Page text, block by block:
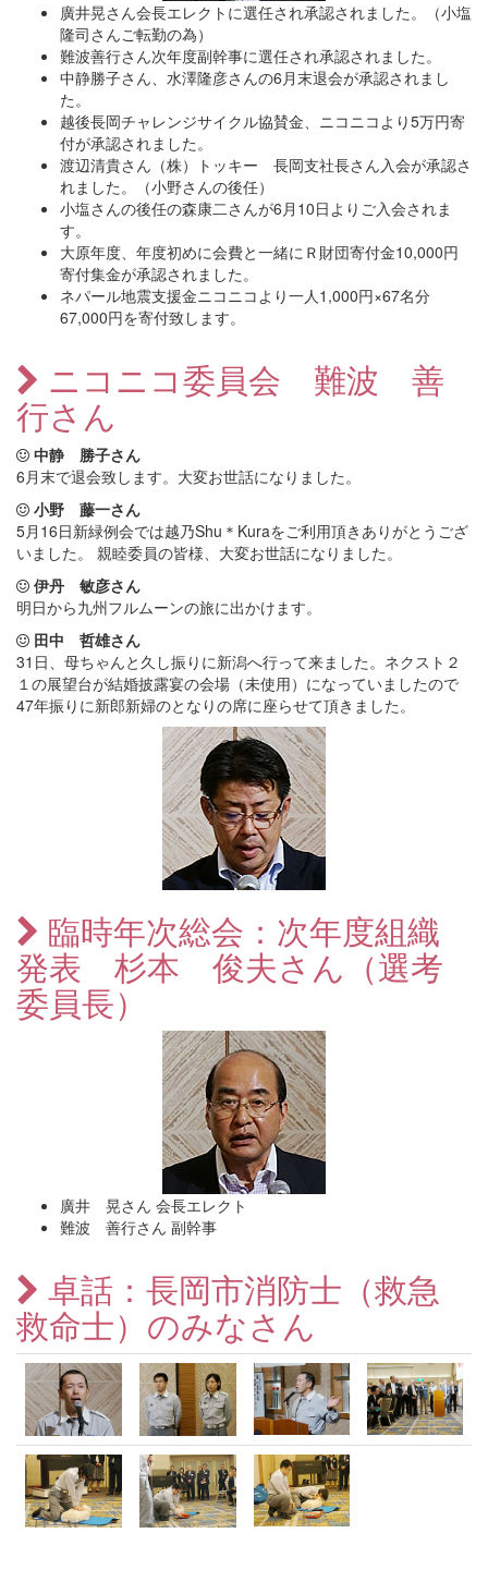
廣井晃さん会長エレクトに選任され承認されました。（小塩
隆司さんご転勤の為）
難波善行さん次年度副幹事に選任され承認されました。
中静勝子さん、水澤隆彦さんの6月末退会が承認されまし
た。
越後長岡チャレンジサイクル協賛金、ニコニコより5万円寄
付が承認されました。
渡辺清貴さん（株）トッキー 長岡支社長さん入会が承認さ
れました。（小野さんの後任）
小塩さんの後任の森康二さんが6月10日よりご入会されま
す。
大原年度、年度初めに会費と一緒にＲ財団寄付金10,000円
寄付集金が承認されました。
ネパール地震支援金ニコニコより一人1,000円×67名分
67,000円を寄付致します。
ニコニコ委員会 難波 善
行さん
中静 勝子さん
6月末で退会致します。大変お世話になりました。
小野 藤一さん
5月16日新緑例会では越乃Shu＊Kuraをご利用頂きありがとうござ
いました。 親睦委員の皆様、大変お世話になりました。
伊丹 敏彦さん
明日から九州フルムーンの旅に出かけます。
田中 哲雄さん
31日、母ちゃんと久し振りに新潟へ行って来ました。ネクスト２
１の展望台が結婚披露宴の会場（未使用）になっていましたので
47年振りに新郎新婦のとなりの席に座らせて頂きました。
臨時年次総会：次年度組織
発表 杉本 俊夫さん（選考
委員長）
廣井 晃さん 会長エレクト
難波 善行さん 副幹事
卓話：長岡市消防士（救急
救命士）のみなさん